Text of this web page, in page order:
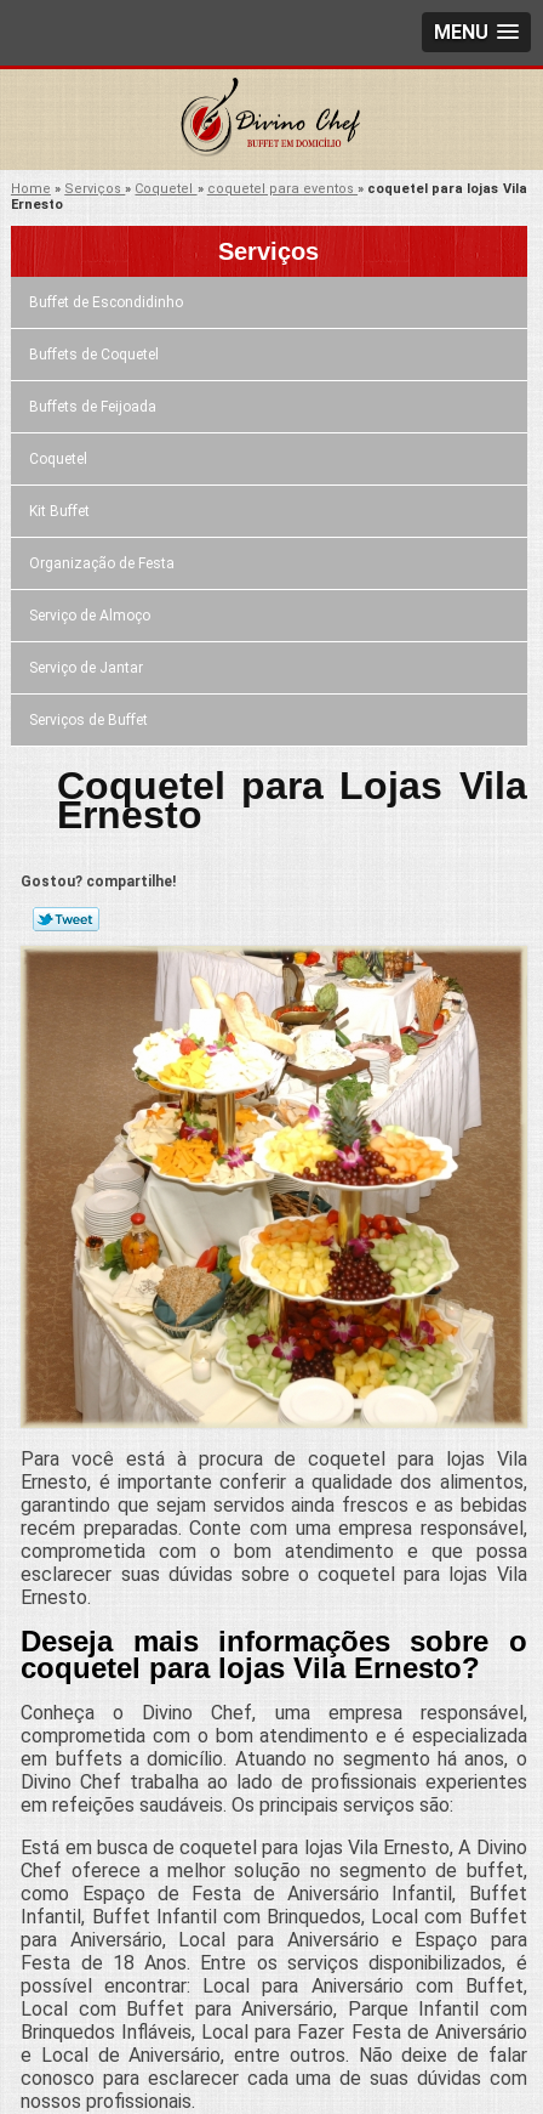
MENU
Home » Serviços» Coquetel » coquetel para eventos» coquetel para lojas Vila
Ernesto
Serviços
Buffet de Escondidinho
Buffets de Coquetel
Buffets de Feijoada
Coquetel
Kit Buffet
Organização de Festa
Serviço de Almoço
Serviço de Jantar
Serviços de Buffet
Coquetel para Lojas Vila
Ernesto
Gostou? compartilhe!
Para você está à procura de coquetel para lojas Vila
Ernesto, é importante conferir a qualidade dos alimentos,
garantindo que sejam servidos ainda frescos e as bebidas
recém preparadas. Conte com uma empresa responsável,
comprometida com o bom atendimento e que possa
esclarecer suas dúvidas sobre o coquetel para lojas Vila
Ernesto.
Deseja mais informações sobre o
coquetel para lojas Vila Ernesto?
Conheça o Divino Chef, uma empresa responsável,
comprometida com o bom atendimento e é especializada
em buffets a domicílio. Atuando no segmento há anos, o
Divino Chef trabalha ao lado de profissionais experientes
em refeições saudáveis. Os principais serviços são:
Está em busca de coquetel para lojas Vila Ernesto, A Divino
Chef oferece a melhor solução no segmento de buffet,
como Espaço de Festa de Aniversário Infantil, Buffet
Infantil, Buffet Infantil com Brinquedos, Local com Buffet
para Aniversário, Local para Aniversário e Espaço para
Festa de 18 Anos. Entre os serviços disponibilizados, é
possível encontrar: Local para Aniversário com Buffet,
Local com Buffet para Aniversário, Parque Infantil com
Brinquedos Infláveis, Local para Fazer Festa de Aniversário
e Local de Aniversário, entre outros. Não deixe de falar
conosco para esclarecer cada uma de suas dúvidas com
nossos profissionais.